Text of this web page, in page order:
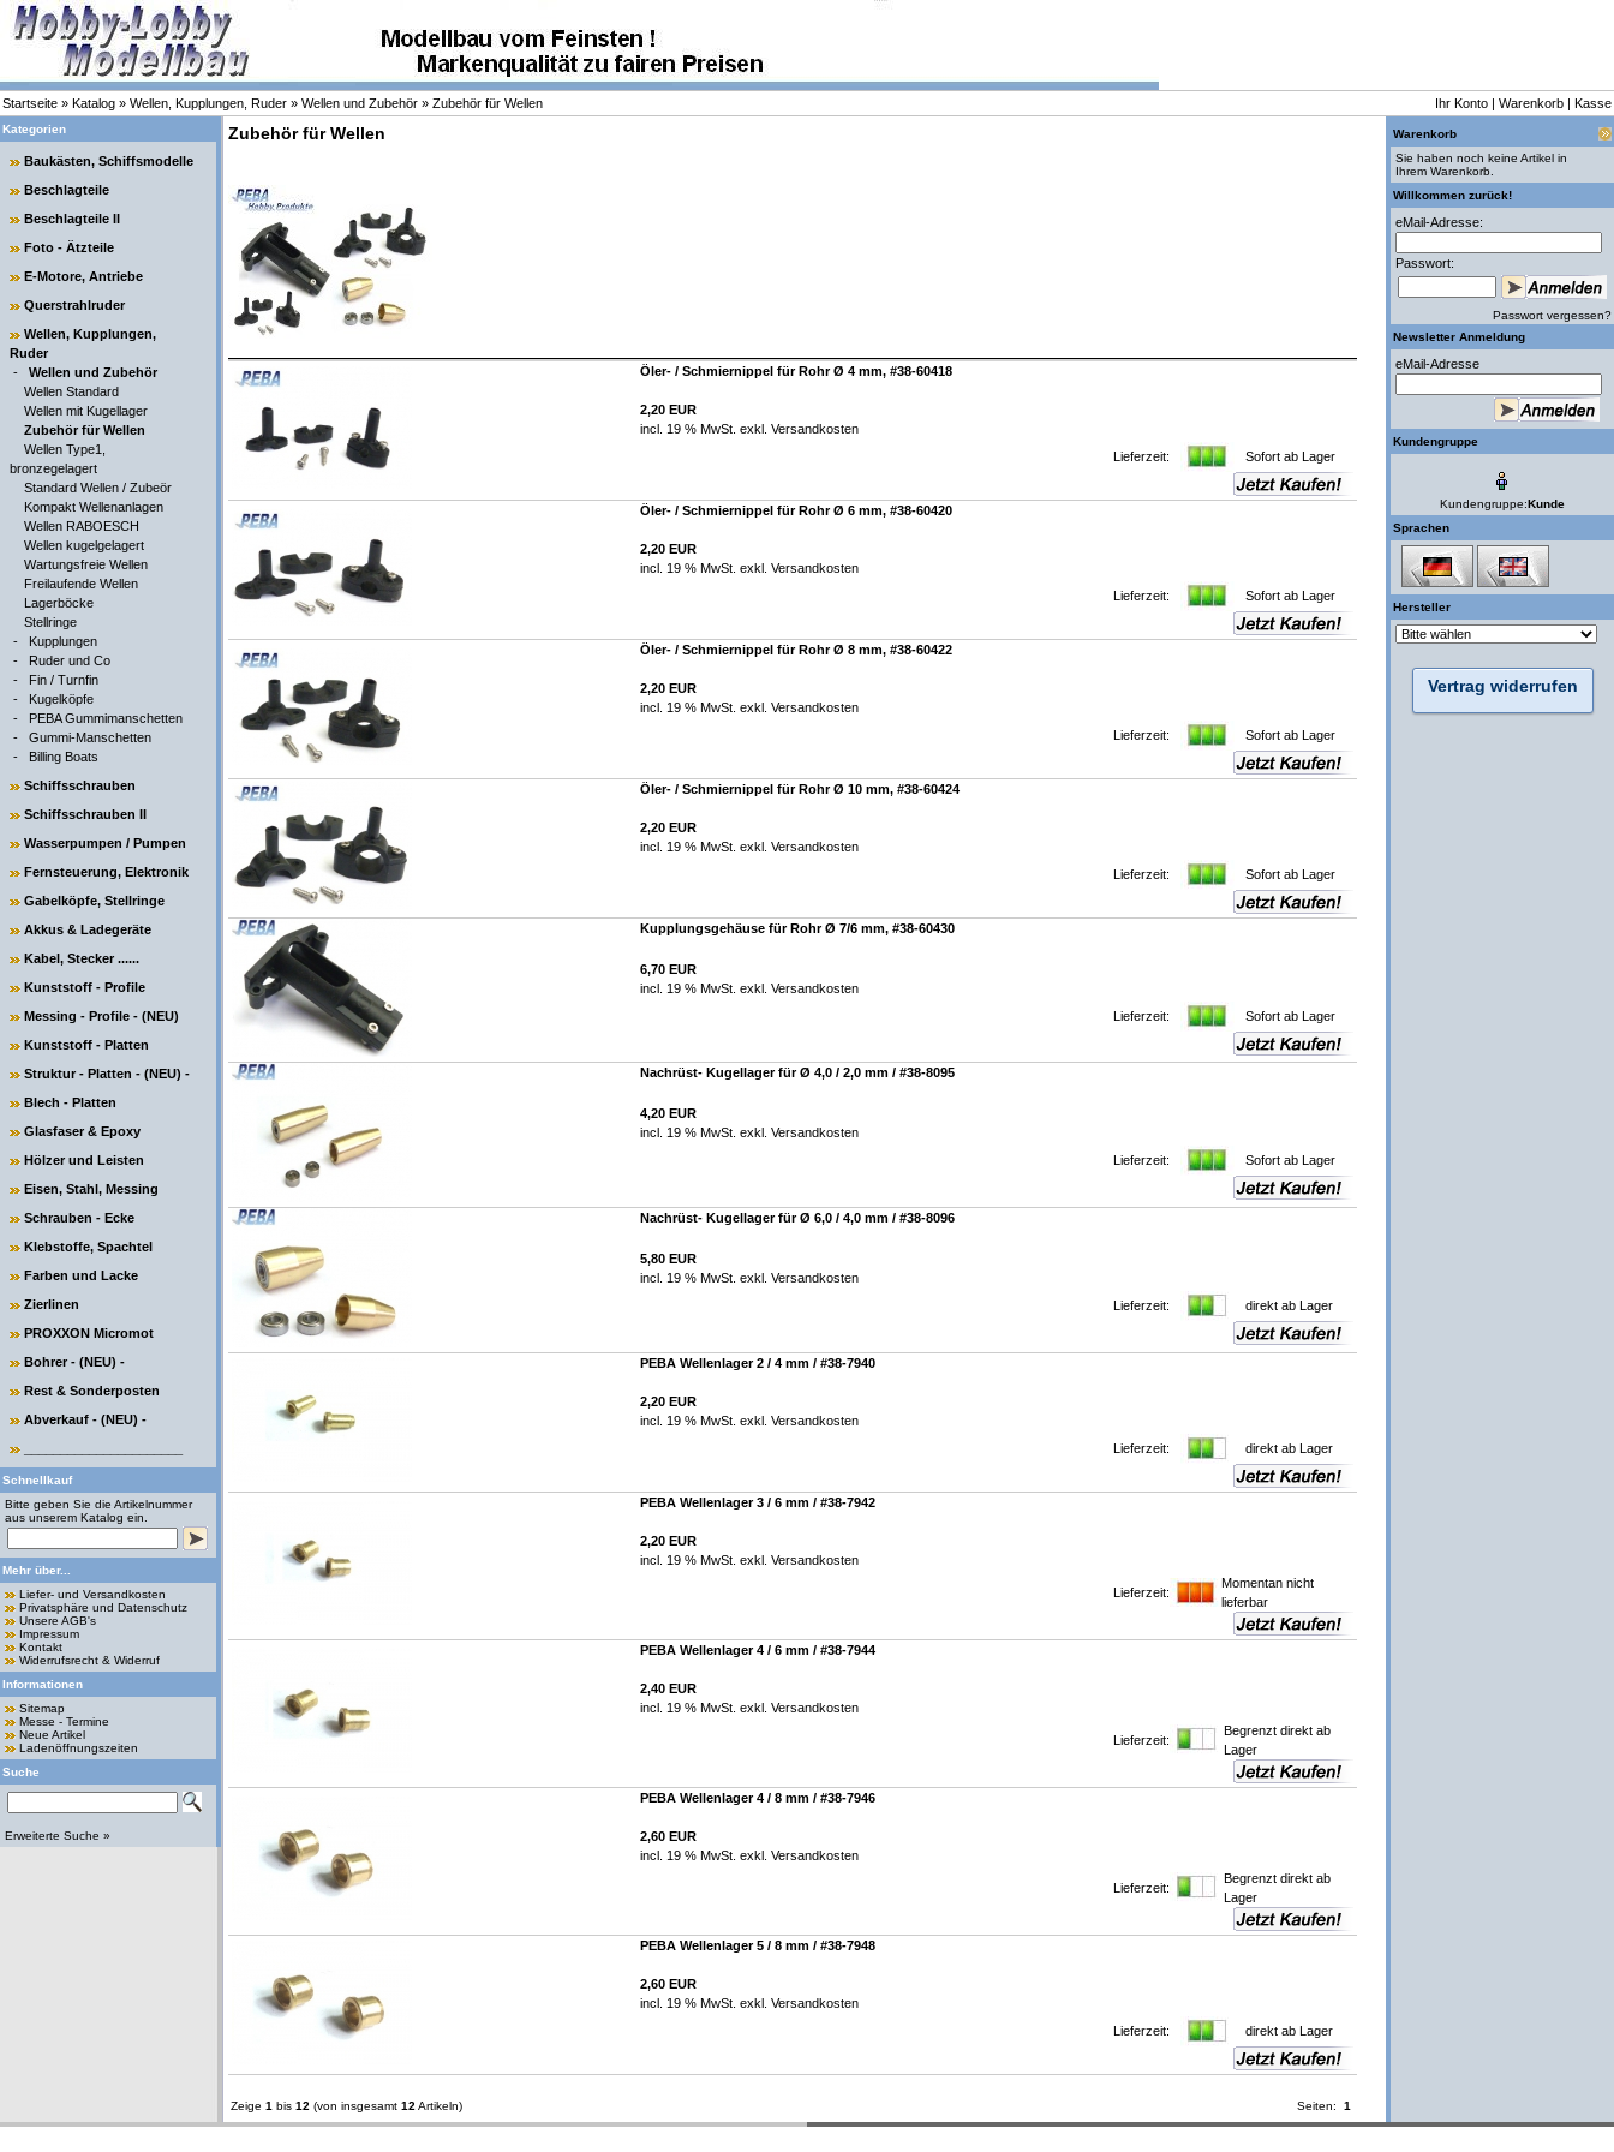
Startseite » Katalog » Wellen, Kupplungen, Ruder » Wellen und Zubehör » Zubehör für Wellen Ihr Konto | Warenkorb | Kasse
Kategorien
Baukästen, Schiffsmodelle
Beschlagteile
Beschlagteile II
Foto - Ätzteile
E-Motore, Antriebe
Querstrahlruder
Wellen, Kupplungen,
Ruder
- Wellen und Zubehör
Wellen Standard
Wellen mit Kugellager
Zubehör für Wellen
Wellen Type1,
bronzegelagert
Standard Wellen / Zubeör
Kompakt Wellenanlagen
Wellen RABOESCH
Wellen kugelgelagert
Wartungsfreie Wellen
Freilaufende Wellen
Lagerböcke
Stellringe
- Kupplungen
- Ruder und Co
- Fin / Turnfin
- Kugelköpfe
- PEBA Gummimanschetten
- Gummi-Manschetten
- Billing Boats
Schiffsschrauben
Schiffsschrauben II
Wasserpumpen / Pumpen
Fernsteuerung, Elektronik
Gabelköpfe, Stellringe
Akkus & Ladegeräte
Kabel, Stecker ......
Kunststoff - Profile
Messing - Profile - (NEU)
Kunststoff - Platten
Struktur - Platten - (NEU) -
Blech - Platten
Glasfaser & Epoxy
Hölzer und Leisten
Eisen, Stahl, Messing
Schrauben - Ecke
Klebstoffe, Spachtel
Farben und Lacke
Zierlinen
PROXXON Micromot
Bohrer - (NEU) -
Rest & Sonderposten
Abverkauf - (NEU) -
Schnellkauf
Bitte geben Sie die Artikelnummer
aus unserem Katalog ein.
Mehr über...
Liefer- und Versandkosten
Privatsphäre und Datenschutz
Unsere AGB's
Impressum
Kontakt
Widerrufsrecht & Widerruf
Informationen
Sitemap
Messe - Termine
Neue Artikel
Ladenöffnungszeiten
Suche
Erweiterte Suche »
Zubehör für Wellen
Öler- / Schmiernippel für Rohr Ø 4 mm, #38-60418
2,20 EUR
incl. 19 % MwSt. exkl. Versandkosten
Lieferzeit:
Sofort ab Lager
Öler- / Schmiernippel für Rohr Ø 6 mm, #38-60420
2,20 EUR
incl. 19 % MwSt. exkl. Versandkosten
Lieferzeit:
Sofort ab Lager
Öler- / Schmiernippel für Rohr Ø 8 mm, #38-60422
2,20 EUR
incl. 19 % MwSt. exkl. Versandkosten
Lieferzeit:
Sofort ab Lager
Öler- / Schmiernippel für Rohr Ø 10 mm, #38-60424
2,20 EUR
incl. 19 % MwSt. exkl. Versandkosten
Lieferzeit:
Sofort ab Lager
Kupplungsgehäuse für Rohr Ø 7/6 mm, #38-60430
6,70 EUR
incl. 19 % MwSt. exkl. Versandkosten
Lieferzeit:
Sofort ab Lager
Nachrüst- Kugellager für Ø 4,0 / 2,0 mm / #38-8095
4,20 EUR
incl. 19 % MwSt. exkl. Versandkosten
Lieferzeit:
Sofort ab Lager
Nachrüst- Kugellager für Ø 6,0 / 4,0 mm / #38-8096
5,80 EUR
incl. 19 % MwSt. exkl. Versandkosten
Lieferzeit:
direkt ab Lager
PEBA Wellenlager 2 / 4 mm / #38-7940
2,20 EUR
incl. 19 % MwSt. exkl. Versandkosten
Lieferzeit:
direkt ab Lager
PEBA Wellenlager 3 / 6 mm / #38-7942
2,20 EUR
incl. 19 % MwSt. exkl. Versandkosten
Lieferzeit:
Momentan nicht
lieferbar
PEBA Wellenlager 4 / 6 mm / #38-7944
2,40 EUR
incl. 19 % MwSt. exkl. Versandkosten
Lieferzeit:
Begrenzt direkt ab
Lager
PEBA Wellenlager 4 / 8 mm / #38-7946
2,60 EUR
incl. 19 % MwSt. exkl. Versandkosten
Lieferzeit:
Begrenzt direkt ab
Lager
PEBA Wellenlager 5 / 8 mm / #38-7948
2,60 EUR
incl. 19 % MwSt. exkl. Versandkosten
Lieferzeit:
direkt ab Lager
Zeige 1 bis 12 (von insgesamt 12 Artikeln) Seiten: 1
Warenkorb
Sie haben noch keine Artikel in
Ihrem Warenkorb.
Willkommen zurück!
eMail-Adresse:
Passwort:
Passwort vergessen?
Newsletter Anmeldung
eMail-Adresse
Kundengruppe
Kundengruppe:Kunde
Sprachen
Hersteller
Vertrag widerrufen